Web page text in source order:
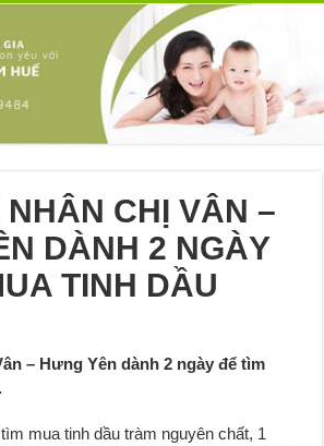
NHÂN CHỊ VÂN –
DÀNH 2 NGÀY
TINH DẦU
– Hưng Yên dành 2 ngày để tìm
mua tinh dầu tràm nguyên chất, 1